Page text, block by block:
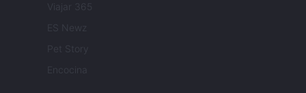
Viajar 365
ES Newz
Pet Story
Encocina